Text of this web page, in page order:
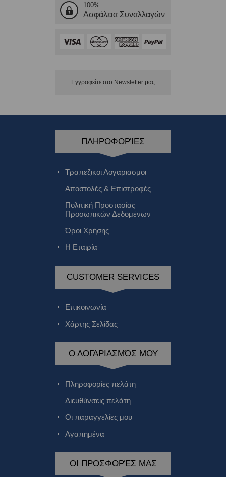
100%
Ασφάλεια Συναλλαγών
Εγγραφείτε στο Νewsletter μας
ΠΛΗΡΟΦΟΡΊΕΣ
Τραπεζικοι Λογαριασμοι
Αποστολές & Επιστροφές
Πολιτική Προστασίας
Προσωπικών Δεδομένων
Όροι Χρήσης
Η Εταιρία
CUSTOMER SERVICES
Επικοινωνία
Χάρτης Σελίδας
Ο ΛΟΓΑΡΙΑΣΜΌΣ ΜΟΥ
Πληροφορίες πελάτη
Διευθύνσεις πελάτη
Οι παραγγελίες μου
Αγαπημένα
ΟΙ ΠΡΟΣΦΟΡΈΣ ΜΑΣ